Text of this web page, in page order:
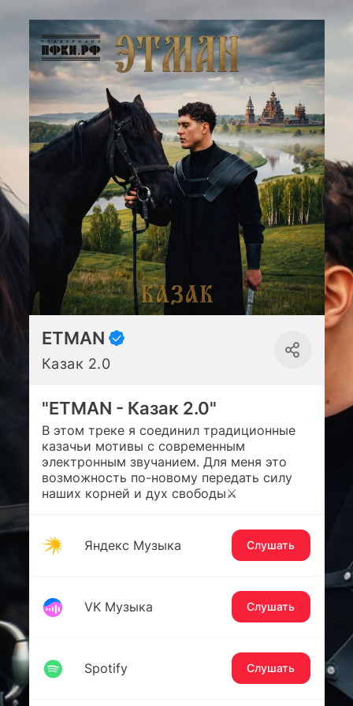
ETMAN
Казак 2.0
"ETMAN - Казак 2.0"
В этом треке я соединил традиционные
казачьи мотивы с современным
электронным звучанием. Для меня это
возможность по-новому передать силу
наших корней и дух свободы⚔️
Яндекс Музыка Слушать
VK Музыка Слушать
Spotify Слушать